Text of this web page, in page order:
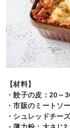
【材料】
・餃子の皮：20～
・市販のミートソ
・シュレッドチー